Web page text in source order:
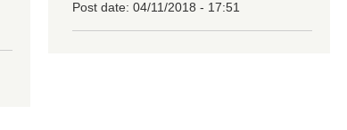
Post date: 04/11/2018 - 17:51